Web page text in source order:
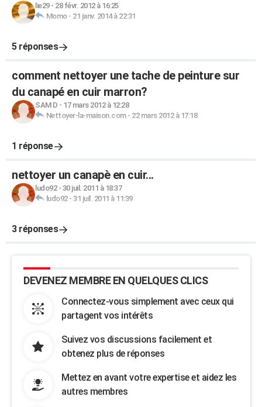
lie29- 28 févr. 2012 à 16:25
Momo- 21 janv. 2014 à 22:31
5 réponses
comment nettoyer une tache de peinture sur
du canapé en cuir marron?
SAM D - 17 mars 2012 à 12:28
Nettoyer-la-maison.com- 22 mars 2012 à 17:18
1 réponse
nettoyer un canapè en cuir...
ludo92- 30 juil. 2011 à 18:37
ludo92- 31 juil. 2011 à 11:39
3 réponses
DEVENEZ MEMBRE EN QUELQUES CLICS
Connectez-vous simplement avec ceux qui
partagent vos intérêts
Suivez vos discussions facilement et
obtenez plus de réponses
Mettez en avant votre expertise et aidez les
autres membres